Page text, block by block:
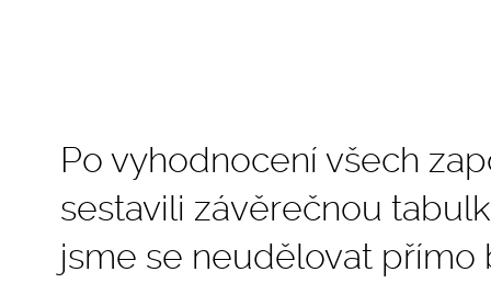
Po vyhodnocení všech
sestavili závěrečnou
jsme se neudělovat přímo